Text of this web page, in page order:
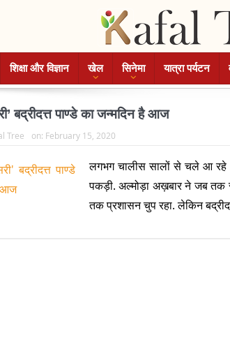
शिक्षा और विज्ञान खेल सिनेमा यात्रा पर्यटन
बद्रीदत्त पाण्डे का जन्मदिन है आज
Tree on: February 15, 2020
लगभग चालीस सालों से चले आ रहे
पकड़ी. अल्मोड़ा अख़बार ने जब तक
तक प्रशासन चुप रहा. लेकिन